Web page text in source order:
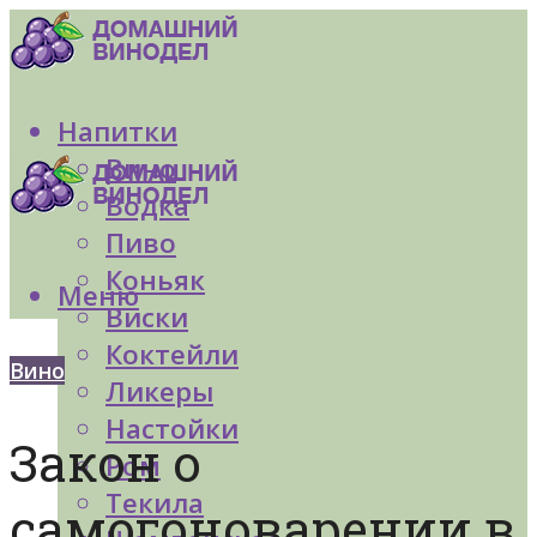
Напитки
Вино
Водка
Пиво
Коньяк
Виски
Коктейли
Ликеры
Настойки
Ром
Текила
Меню
Вино
Закон о